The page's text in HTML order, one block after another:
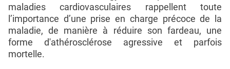
maladies cardiovasculaires rappellent toute
l’importance d’une prise en charge précoce de la
maladie, de manière à réduire son fardeau, une
forme d'athérosclérose agressive et parfois
mortelle.